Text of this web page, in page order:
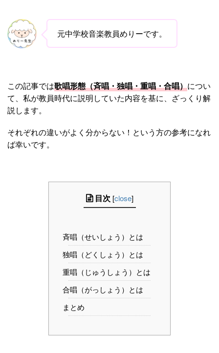
元中学校音楽教員めりーです。
この記事では歌唱形態（斉唱・独唱・重唱・合唱）につい
て、私が教員時代に説明していた内容を基に、ざっくり解
説します。
それぞれの違いがよく分からない！という方の参考になれ
ば幸いです。
目次 [close]
斉唱（せいしょう）とは
独唱（どくしょう）とは
重唱（じゅうしょう）とは
合唱（がっしょう）とは
まとめ